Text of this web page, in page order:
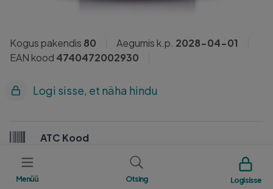
Menüü Otsing Logi sisse
Kogus pakendis 80 Aegumis k.p. 2028-04-01
EAN kood 4740472002930
Logi sisse, et näha hindu
ATC Kood